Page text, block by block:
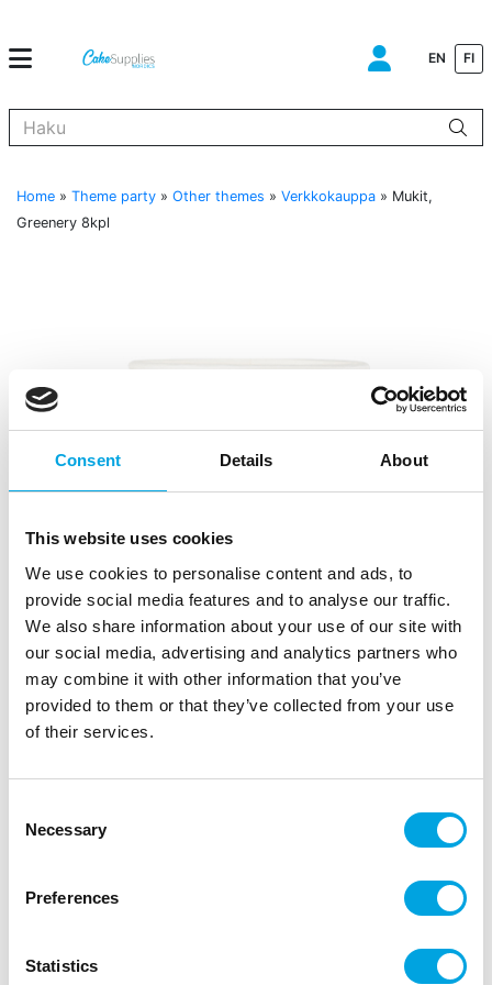
Consent Details About
This website uses cookies
We use cookies to personalise content and ads, to
provide social media features and to analyse our traffic.
We also share information about your use of our site with
our social media, advertising and analytics partners who
may combine it with other information that you’ve
provided to them or that they’ve collected from your use
of their services.
Selection
Necessary
Preferences
Statistics
EN FI
Home » Theme party » Other themes » Verkkokauppa » Mukit,
Greenery 8kpl
Mukit, Greenery 8kpl
Tuotetunnus (SKU): A94845 EAN: 3700091536057
Kuvaus